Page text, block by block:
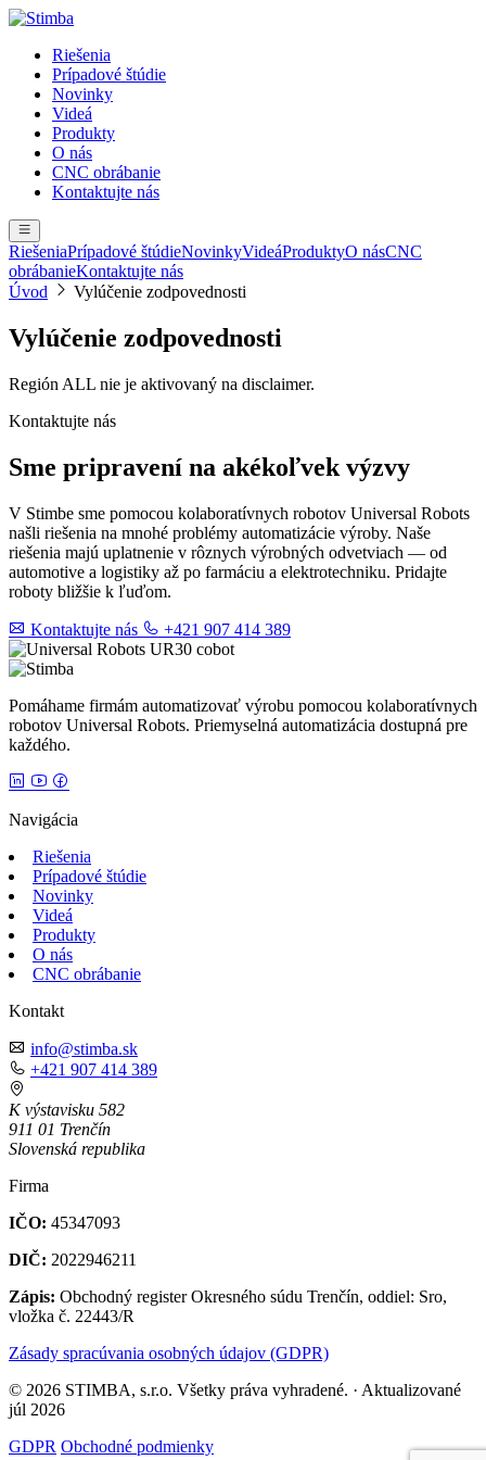
Riešenia
Prípadové štúdie
Novinky
Videá
Produkty
O nás
CNC obrábanie
Kontaktujte nás
RiešeniaPrípadové štúdieNovinkyVideáProduktyO násCNC
obrábanieKontaktujte nás
Úvod
Vylúčenie zodpovednosti
Vylúčenie zodpovednosti
Región ALL nie je aktivovaný na disclaimer.
Kontaktujte nás
Sme pripravení na akékoľvek výzvy
V Stimbe sme pomocou kolaboratívnych robotov Universal Robots
našli riešenia na mnohé problémy automatizácie výroby. Naše
riešenia majú uplatnenie v rôznych výrobných odvetviach — od
automotive a logistiky až po farmáciu a elektrotechniku. Pridajte
roboty bližšie k ľuďom.
Kontaktujte nás +421 907 414 389
Pomáhame firmám automatizovať výrobu pomocou kolaboratívnych
robotov Universal Robots. Priemyselná automatizácia dostupná pre
každého.
Navigácia
Riešenia
Prípadové štúdie
Novinky
Videá
Produkty
O nás
CNC obrábanie
Kontakt
info@stimba.sk
+421 907 414 389
K výstavisku 582
911 01 Trenčín
Slovenská republika
Firma
IČO: 45347093
DIČ: 2022946211
Zápis: Obchodný register Okresného súdu Trenčín, oddiel: Sro,
vložka č. 22443/R
Zásady spracúvania osobných údajov (GDPR)
© 2026 STIMBA, s.r.o. Všetky práva vyhradené. · Aktualizované
júl 2026
GDPR Obchodné podmienky